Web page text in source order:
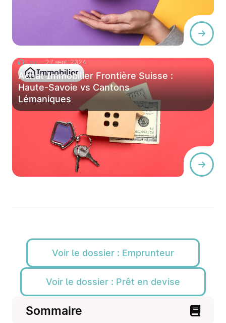
Immobilier
4 min 27 sept. 2024
Achat Immobilier Frontière Suisse :
Haute-Savoie vs Cantons
Lémaniques
Voir le dossier : Emprunteur
Voir le dossier : Prêt en devise
Sommaire